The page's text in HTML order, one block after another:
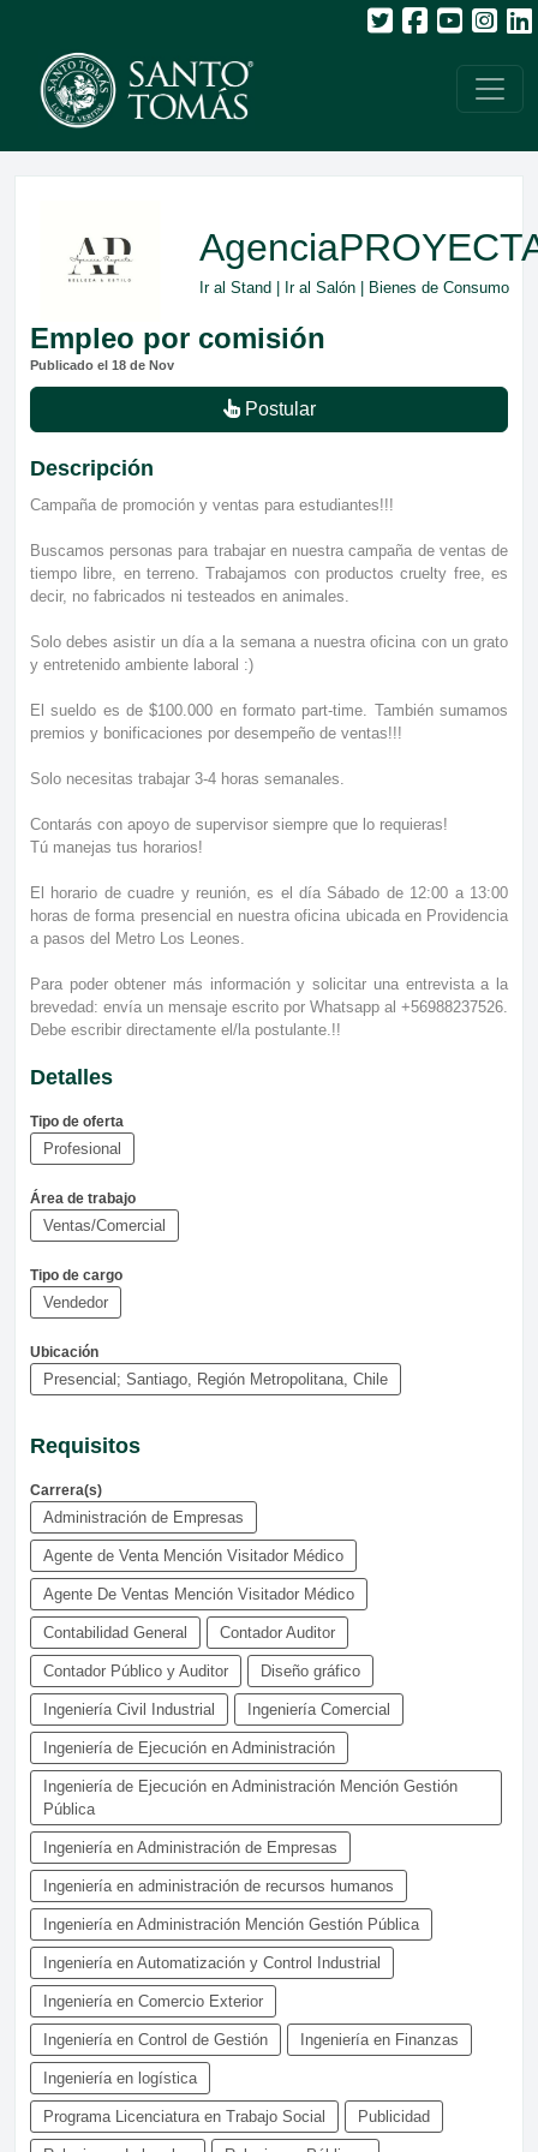
Ir al Stand Ir al Salón| Bienes de Consumo
Empleo por comisión
Publicado el 18 de Nov
Postular
Descripción
Campaña de promoción y ventas para estudiantes!!!
Buscamos personas para trabajar en nuestra campaña de ventas de
tiempo libre, en terreno. Trabajamos con productos cruelty free, es
decir, no fabricados ni testeados en animales.
Solo debes asistir un día a la semana a nuestra oficina con un grato
y entretenido ambiente laboral :)
El sueldo es de $100.000 en formato part-time. También sumamos
premios y bonificaciones por desempeño de ventas!!!
Solo necesitas trabajar 3-4 horas semanales.
Contarás con apoyo de supervisor siempre que lo requieras!
Tú manejas tus horarios!
El horario de cuadre y reunión, es el día Sábado de 12:00 a 13:00
horas de forma presencial en nuestra oficina ubicada en Providencia
a pasos del Metro Los Leones.
Para poder obtener más información y solicitar una entrevista a la
brevedad: envía un mensaje escrito por Whatsapp al +56988237526.
Debe escribir directamente el/la postulante.!!
Detalles
Tipo de oferta
Profesional
Área de trabajo
Ventas/Comercial
Tipo de cargo
Vendedor
Ubicación
Presencial; Santiago, Región Metropolitana, Chile
Requisitos
Carrera(s)
Administración de Empresas
Agente de Venta Mención Visitador Médico
Agente De Ventas Mención Visitador Médico
Contabilidad General Contador Auditor
Contador Público y Auditor Diseño gráfico
Ingeniería Civil Industrial Ingeniería Comercial
Ingeniería de Ejecución en Administración
Ingeniería de Ejecución en Administración Mención Gestión
Pública
Ingeniería en Administración de Empresas
Ingeniería en administración de recursos humanos
Ingeniería en Administración Mención Gestión Pública
Ingeniería en Automatización y Control Industrial
Ingeniería en Comercio Exterior
Ingeniería en Control de Gestión Ingeniería en Finanzas
Ingeniería en logística
Programa Licenciatura en Trabajo Social Publicidad